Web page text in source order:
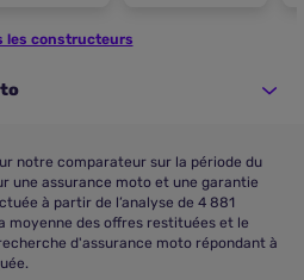
les constructeurs
notre comparateur sur la période du
une assurance moto et une garantie
à partir de l’analyse de 4 881
des offres restituées et le
d'assurance moto répondant à